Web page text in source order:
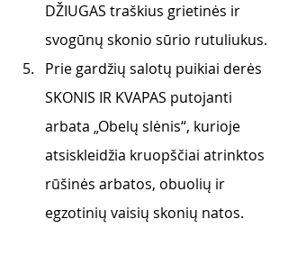
DŽIUGAS traškius grietinės ir
svogūnų skonio sūrio rutuliukus.
Prie gardžių salotų puikiai derės
SKONIS IR KVAPAS putojanti
arbata „Obelų slėnis“, kurioje
atsiskleidžia kruopščiai atrinktos
rūšinės arbatos, obuolių ir
egzotinių vaisių skonių natos.